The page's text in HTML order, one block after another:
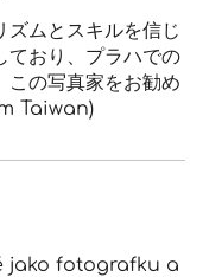
ムとスキルを信じ
ており、プラハでの
この写真家をお勧め
Taiwan)
jako fotografku a